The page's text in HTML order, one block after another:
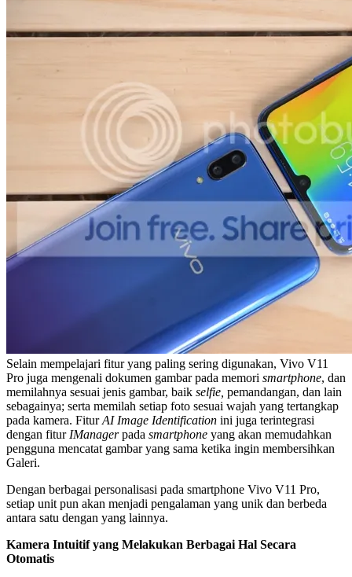
Selain mempelajari fitur yang paling sering digunakan, Vivo V11
Pro juga mengenali dokumen gambar pada memori smartphone, dan
memilahnya sesuai jenis gambar, baik selfie, pemandangan, dan lain
sebagainya; serta memilah setiap foto sesuai wajah yang tertangkap
pada kamera. FiturAI Image Identification ini juga terintegrasi
dengan fitur IManagerpada smartphone yang akan memudahkan
pengguna mencatat gambar yang sama ketika ingin membersihkan
Galeri.
Dengan berbagai personalisasi pada smartphone Vivo V11 Pro,
setiap unit pun akan menjadi pengalaman yang unik dan berbeda
antara satu dengan yang lainnya.
Kamera Intuitif yang Melakukan Berbagai Hal Secara
Otomatis